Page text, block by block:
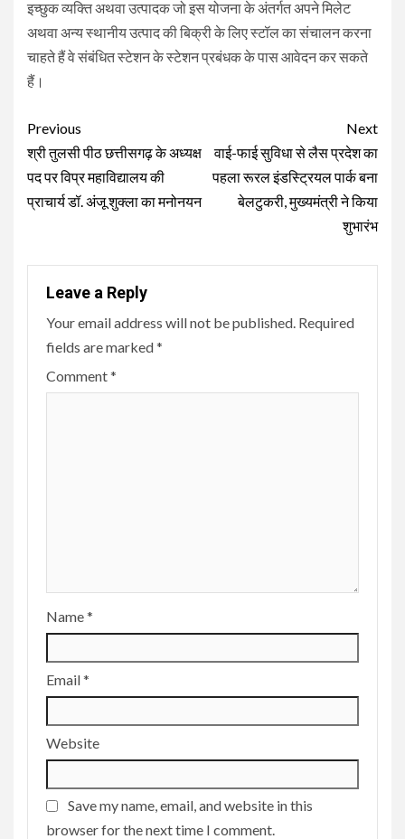
इच्छुक व्यक्ति अथवा उत्पादक जो इस योजना के अंतर्गत अपने मिलेट
अथवा अन्य स्थानीय उत्पाद की बिक्री के लिए स्टॉल का संचालन करना
चाहते हैं वे संबंधित स्टेशन के स्टेशन प्रबंधक के पास आवेदन कर सकते
हैं।
Continue
Reading
Previous
श्री तुलसी पीठ छत्तीसगढ़ के अध्यक्ष
पद पर विप्र महाविद्यालय की
प्राचार्य डॉ. अंजू शुक्ला का मनोनयन
Next
वाई-फाई सुविधा से लैस प्रदेश का
पहला रूरल इंडस्ट्रियल पार्क बना
बेलटुकरी, मुख्यमंत्री ने किया
शुभारंभ
Leave a Reply
Your email address will not be published. Required
fields are marked*
Comment*
Name*
Email*
Website
Save my name, email, and website in this
browser for the next time I comment.